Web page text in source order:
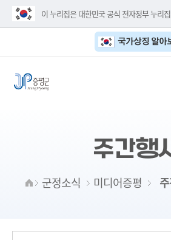
이 누리집은 대한민국 공식 전자정부 누리
국가상징 알아
주간행
군정소식 미디어증평